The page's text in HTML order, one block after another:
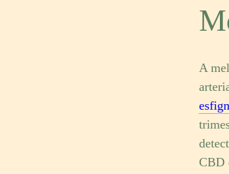
A
CBD